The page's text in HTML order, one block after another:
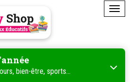
bien-être, sports...